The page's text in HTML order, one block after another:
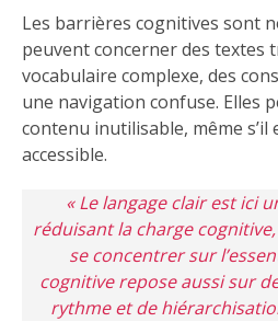
Les barrières cognitives sont
peuvent concerner des textes
vocabulaire complexe, des
une navigation confuse. Elles
contenu inutilisable, même
accessible.
« Le langage clair est ici
réduisant la charge
se concentrer sur
cognitive repose aussi sur
rythme et de